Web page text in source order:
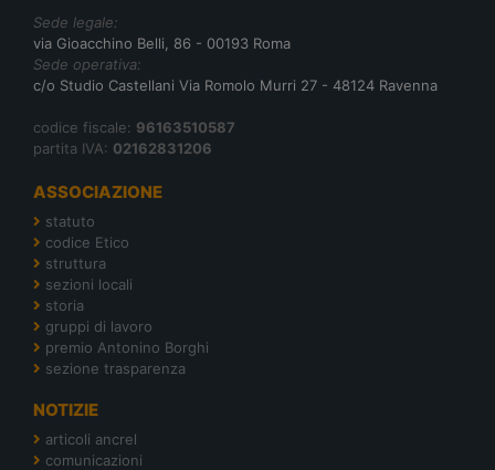
Sede legale:
via Gioacchino Belli, 86 - 00193 Roma
Sede operativa:
c/o Studio Castellani Via Romolo Murri 27 - 48124 Ravenna
codice fiscale: 96163510587
partita IVA: 02162831206
ASSOCIAZIONE
statuto
codice Etico
struttura
sezioni locali
storia
gruppi di lavoro
premio Antonino Borghi
sezione trasparenza
NOTIZIE
articoli ancrel
comunicazioni